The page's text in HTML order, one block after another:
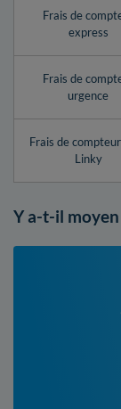
Frais de
express
Frais de
urgence
Frais de
Linky
Y a-t-il